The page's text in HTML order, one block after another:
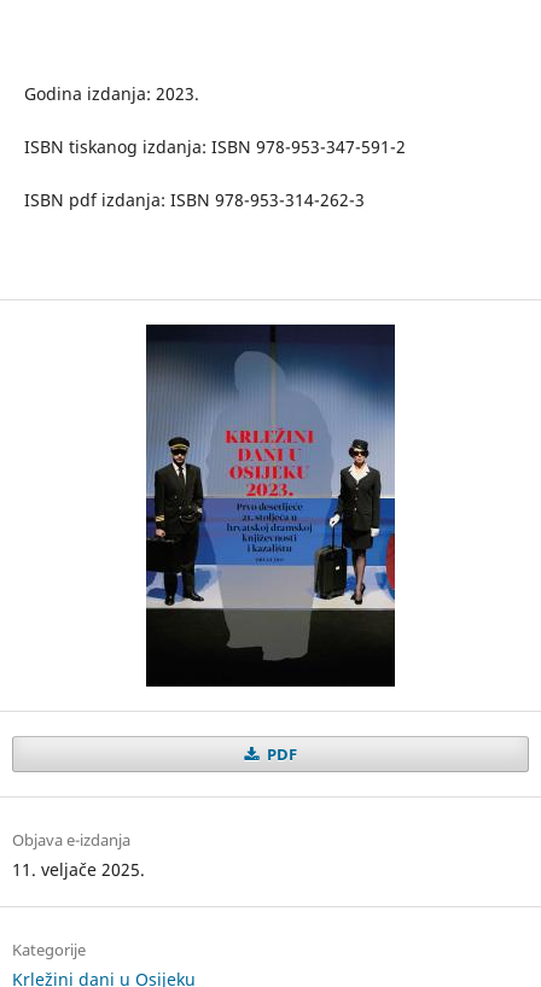
Godina izdanja: 2023.
ISBN tiskanog izdanja: ISBN 978-953-347-591-2
ISBN pdf izdanja: ISBN 978-953-314-262-3
PDF
Objava e-izdanja
11. veljače 2025.
Kategorije
Krležini dani u Osijeku